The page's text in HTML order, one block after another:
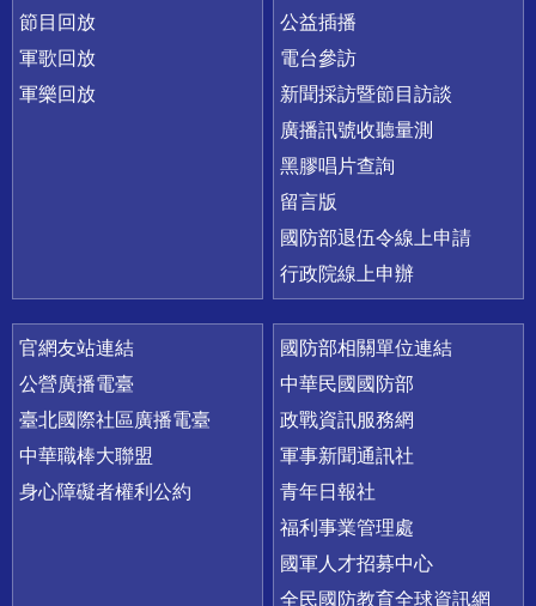
節目回放
軍歌回放
軍樂回放
公益插播
電台參訪
新聞採訪暨節目訪談
廣播訊號收聽量測
黑膠唱片查詢
留言版
國防部退伍令線上申請
行政院線上申辦
官網友站連結
公營廣播電臺
臺北國際社區廣播電臺
中華職棒大聯盟
身心障礙者權利公約
國防部相關單位連結
中華民國國防部
政戰資訊服務網
軍事新聞通訊社
青年日報社
福利事業管理處
國軍人才招募中心
全民國防教育全球資訊網